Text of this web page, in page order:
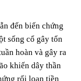
đến biến chứng
sống cổ gây tổn
hoàn và gây ra
khiến dây thần
rối loạn tiền